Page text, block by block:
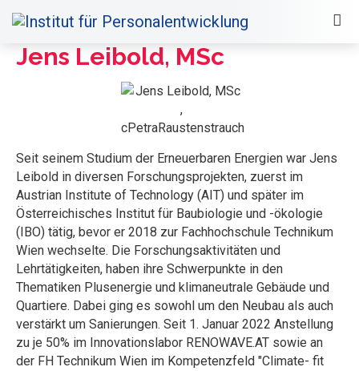
Jens Leibold, MSc
Seit seinem Studium der Erneuerbaren Energien war Jens
Leibold in diversen Forschungsprojekten, zuerst im
Austrian Institute of Technology (AIT) und später im
Österreichisches Institut für Baubiologie und -ökologie
(IBO) tätig, bevor er 2018 zur Fachhochschule Technikum
Wien wechselte. Die Forschungsaktivitäten und
Lehrtätigkeiten, haben ihre Schwerpunkte in den
Thematiken Plusenergie und klimaneutrale Gebäude und
Quartiere. Dabei ging es sowohl um den Neubau als auch
verstärkt um Sanierungen. Seit 1. Januar 2022 Anstellung
zu je 50% im Innovationslabor RENOWAVE.AT sowie an
der FH Technikum Wien im Kompetenzfeld "Climate- fit